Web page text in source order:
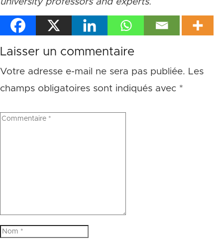
Laisser un commentaire
Votre adresse e-mail ne sera pas publiée. Les
champs obligatoires sont indiqués avec *